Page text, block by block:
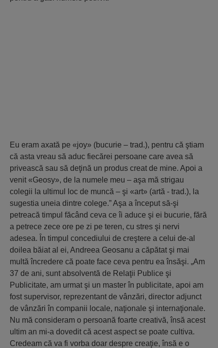
Eu eram axată pe «joy» (bucurie – trad.), pentru că ştiam
că asta vreau să aduc fiecărei persoane care avea să
privească sau să deţină un produs creat de mine. Apoi a
venit «Geosy», de la numele meu – aşa mă strigau
colegii la ultimul loc de muncă – şi «art» (artă - trad.), la
sugestia uneia dintre colege.” Aşa a început să-şi
petreacă timpul făcând ceva ce îi aduce şi ei bucurie, fără
a petrece zece ore pe zi pe teren, cu stres şi nervi
adesea. În timpul concediului de creştere a celui de-al
doilea băiat al ei, Andreea Geosanu a căpătat şi mai
multă încredere că poate face ceva pentru ea însăşi. „Am
37 de ani, sunt absolventă de Relaţii Publice şi
Publicitate, am urmat şi un master în publicitate, apoi am
fost supervisor, reprezentant de vânzări, director adjunct
de vânzări în companii locale, naţionale şi internaţionale.
Nu mă consideram o persoană foarte creativă, însă acest
ultim an mi-a dovedit că acest aspect se poate cultiva.
Credeam că va fi vorba doar despre creaţie, însă e o